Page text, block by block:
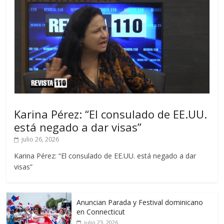
Karina Pérez: “El consulado de EE.UU.
está negado a dar visas”
julio 26, 2026
Karina Pérez: “El consulado de EE.UU. está negado a dar
visas”
Anuncian Parada y Festival dominicano
en Connecticut
julio 23, 2026